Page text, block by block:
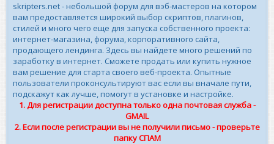
skripters.net - небольшой форум для вэб-мастеров на котором
вам предоставляется широкий выбор скриптов, плагинов,
стилей и много чего еще для запуска собственного проекта:
интернет-магазина, форума, корпоративного сайта,
продающего лендинга. Здесь вы найдете много решений по
заработку в интернет. Сможете продать или купить нужное
вам решение для старта своего веб-проекта. Опытные
пользователи проконсультируют вас если вы вначале пути,
подскажут как лучше, помогут в установке и настройке.
1. Для регистрации доступна только одна почтовая служба -
GMAIL
2. Если после регистрации вы не получили письмо - проверьте
папку СПАМ